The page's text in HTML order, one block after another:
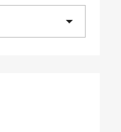
arrow_drop_down